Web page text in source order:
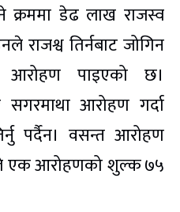
डेढ लाख राजस्व
तिर्नबाट जोगिन
आरोहण पाइएको छ।
आरोहण गर्दा
पर्दैन। वसन्त आरोहण
एक आरोहणको शुल्क ७५